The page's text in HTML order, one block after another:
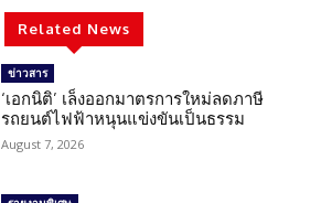
Related News
ข่าวสาร
‘เอกนิติ’ เล็งออกมาตรการใหม่ลดภาษี
รถยนต์ไฟฟ้าหนุนแข่งขันเป็นธรรม
August 7, 2026